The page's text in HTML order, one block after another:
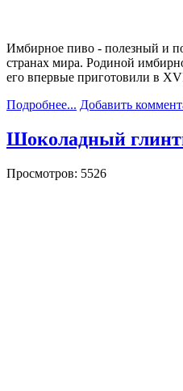
Имбирное пиво - полезный и
странах мира. Родиной
его впервые приготовили в
Подробнее... Добавить
Шоколадный
Просмотров: 5526